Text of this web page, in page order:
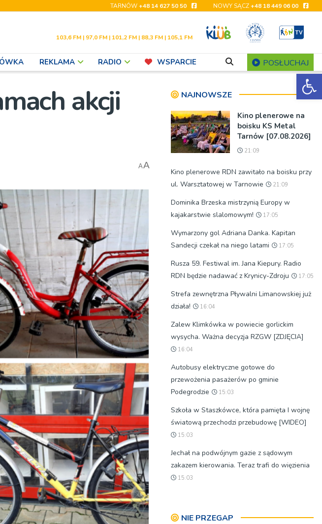
TARNÓW+48 14 627 50 50 NOWY SĄCZ+48 18 449 06 00
103,6 FM | 97,0 FM | 101,2 FM | 88,3 FM | 105,1 FM
REKLAMA RADIO WSPARCIE POSŁUCHAJ
akcji
AA
NAJNOWSZE
Kino plenerowe na
boisku KS Metal
Tarnów [07.08.2026]
21:09
Kino plenerowe RDN zawitało na boisku przy
ul. Warsztatowej w Tarnowie
21:09
Dominika Brzeska mistrzynią Europy w
kajakarstwie slalomowym!
17:05
Wymarzony gol Adriana Danka. Kapitan
Sandecji czekał na niego latami
17:05
Rusza 59. Festiwal im. Jana Kiepury. Radio
RDN będzie nadawać z Krynicy-Zdroju
17:05
Strefa zewnętrzna Pływalni Limanowskiej już
działa!
16:04
Zalew Klimkówka w powiecie gorlickim
wysycha. Ważna decyzja RZGW [ZDJĘCIA]
16:04
Autobusy elektryczne gotowe do
przewożenia pasażerów po gminie
Podegrodzie
15:03
Szkoła w Staszkówce, która pamięta I wojnę
światową przechodzi przebudowę [WIDEO]
15:03
Jechał na podwójnym gazie z sądowym
zakazem kierowania. Teraz trafi do więzienia
15:03
NIE PRZEGAP